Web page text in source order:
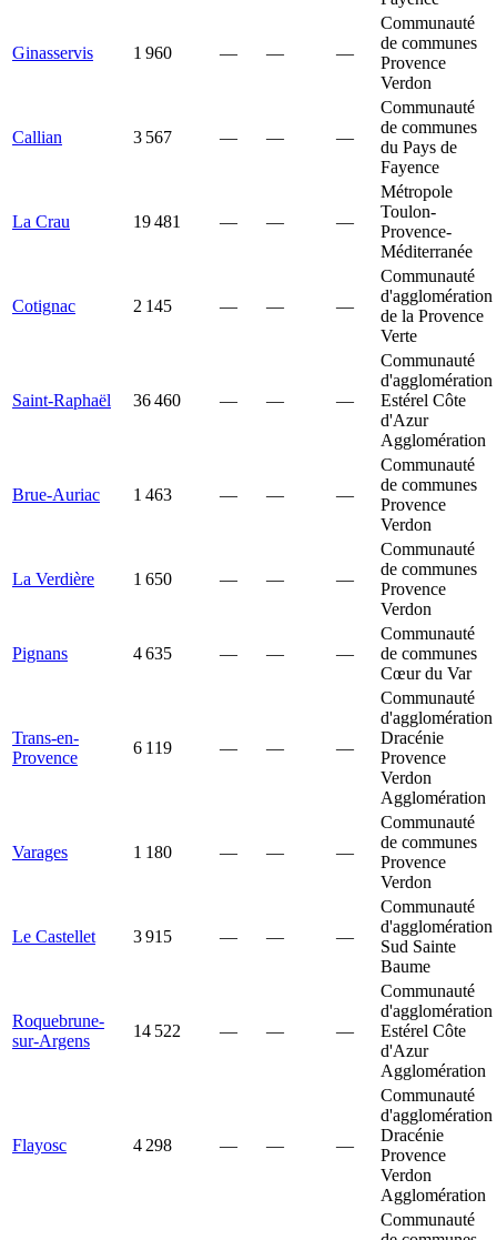
Ginasservis 1 960 — — —
Communauté
de communes
Provence
Verdon
Callian 3 567 — — —
Communauté
de communes
du Pays de
Fayence
La Crau 19 481 — — —
Métropole
Toulon-
Provence-
Méditerranée
Cotignac 2 145 — — —
Communauté
d'agglomération
de la Provence
Verte
Saint-Raphaël 36 460 — — —
Communauté
d'agglomération
Estérel Côte
d'Azur
Agglomération
Brue-Auriac 1 463 — — —
Communauté
de communes
Provence
Verdon
La Verdière 1 650 — — —
Communauté
de communes
Provence
Verdon
Pignans 4 635 — — —
Communauté
de communes
Cœur du Var
Trans-en-
Provence
6 119 — — —
Communauté
d'agglomération
Dracénie
Provence
Verdon
Agglomération
Varages 1 180 — — —
Communauté
de communes
Provence
Verdon
Le Castellet 3 915 — — —
Communauté
d'agglomération
Sud Sainte
Baume
Roquebrune-
sur-Argens
14 522 — — —
Communauté
d'agglomération
Estérel Côte
d'Azur
Agglomération
Flayosc 4 298 — — —
Communauté
d'agglomération
Dracénie
Provence
Verdon
Agglomération
Communauté